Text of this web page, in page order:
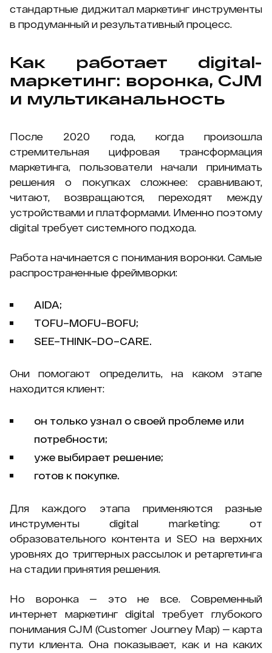
стандартные диджитал маркетинг инструменты
в продуманный и результативный процесс.
Как работает digital-
маркетинг: воронка, CJM
и мультиканальность
После 2020 года, когда произошла
стремительная цифровая трансформация
маркетинга, пользователи начали принимать
решения о покупках сложнее: сравнивают,
читают, возвращаются, переходят между
устройствами и платформами. Именно поэтому
digital требует системного подхода.
Работа начинается с понимания воронки. Самые
распространенные фреймворки:
AIDA;
TOFU–MOFU–BOFU;
SEE–THINK–DO–CARE.
Они помогают определить, на каком этапе
находится клиент:
он только узнал о своей проблеме или
потребности;
уже выбирает решение;
готов к покупке.
Для каждого этапа применяются разные
инструменты digital marketing: от
образовательного контента и SEO на верхних
уровнях до триггерных рассылок и ретаргетинга
на стадии принятия решения.
Но воронка — это не все. Современный
интернет маркетинг digital требует глубокого
понимания CJM (Customer Journey Map) — карта
пути клиента. Она показывает, как и на каких